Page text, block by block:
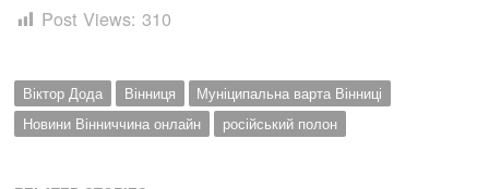
Post Views: 310
Віктор Дода Вінниця
Муніципальна варта Вінниці
Новини Вінниччина онлайн
російський полон